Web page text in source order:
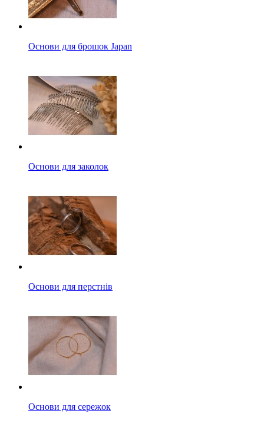
Основи для брошок Japan
Основи для заколок
Основи для перстнів
Основи для сережок